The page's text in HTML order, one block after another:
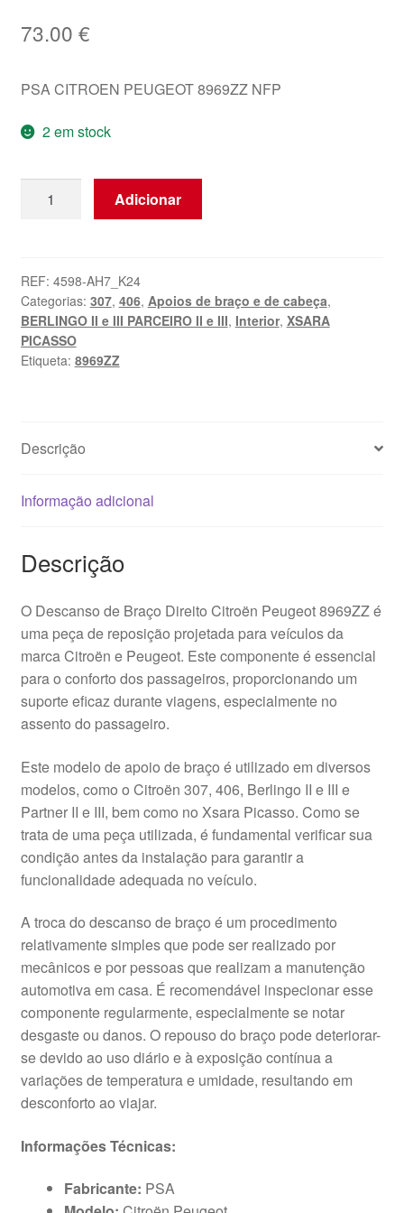
73.00 €
PSA CITROEN PEUGEOT 8969ZZ NFP
2 em stock
Braço
Direito
Citroën
Peugeot
8969ZZ
Adicionar
REF: 4598-AH7_K24
Categorias: 307, 406, Apoios de braço e de cabeça,
BERLINGO II e III PARCEIRO II e III, Interior, XSARA
PICASSO
Etiqueta: 8969ZZ
Descrição
Informação adicional
Descrição
O Descanso de Braço Direito Citroën Peugeot 8969ZZ é
uma peça de reposição projetada para veículos da
marca Citroën e Peugeot. Este componente é essencial
para o conforto dos passageiros, proporcionando um
suporte eficaz durante viagens, especialmente no
assento do passageiro.
Este modelo de apoio de braço é utilizado em diversos
modelos, como o Citroën 307, 406, Berlingo II e III e
Partner II e III, bem como no Xsara Picasso. Como se
trata de uma peça utilizada, é fundamental verificar sua
condição antes da instalação para garantir a
funcionalidade adequada no veículo.
A troca do descanso de braço é um procedimento
relativamente simples que pode ser realizado por
mecânicos e por pessoas que realizam a manutenção
automotiva em casa. É recomendável inspecionar esse
componente regularmente, especialmente se notar
desgaste ou danos. O repouso do braço pode deteriorar-
se devido ao uso diário e à exposição contínua a
variações de temperatura e umidade, resultando em
desconforto ao viajar.
Informações Técnicas:
Fabricante: PSA